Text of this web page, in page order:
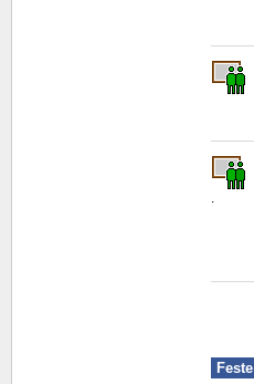
.
Feste